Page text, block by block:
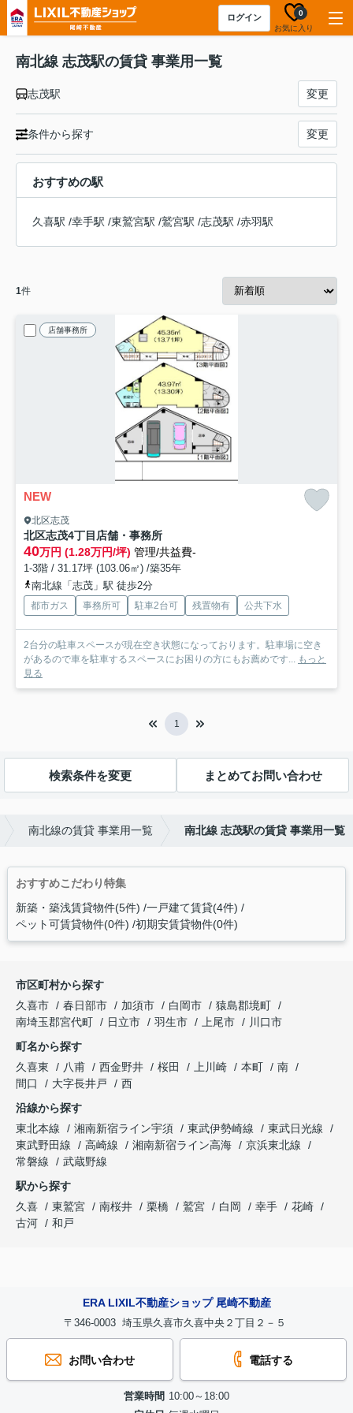
ログイン
お気に入り
0
南北線 志茂駅の賃貸 事業用一覧
志茂駅 変更
条件から探す 変更
おすすめの駅
久喜駅 /幸手駅 /東鷲宮駅 /鷲宮駅 /志茂駅 /赤羽駅
1件
店舗事務所
NEW
北区志茂
北区志茂4丁目店舗・事務所
40万円 (1.28万円/坪) 管理/共益費-
1-3階 / 31.17坪 (103.06㎡) /築35年
南北線「志茂」駅 徒歩2分
都市ガス 事務所可 駐車2台可 残置物有 公共下水
2台分の駐車スペースが現在空き状態になっております。駐車場に空き
があるので車を駐車するスペースにお困りの方にもお薦めです... もっと
見る
1
検索条件を変更 まとめてお問い合わせ
南北線の賃貸 事業用一覧 南北線 志茂駅の賃貸 事業用一覧
おすすめこだわり特集
新築・築浅賃貸物件(5件) 一戸建て賃貸(4件)
ペット可賃貸物件(0件) 初期安賃貸物件(0件)
市区町村から探す
久喜市
春日部市 加須市 白岡市
猿島郡境町
南埼玉郡宮代町
日立市 羽生市 上尾市
川口市
町名から探す
久喜東
八甫 西金野井 桜田 上川崎 本町
南
間口
大字長井戸
西
沿線から探す
東北本線
湘南新宿ライン宇須 東武伊勢崎線
東武日光線
東武野田線
高崎線 湘南新宿ライン高海
京浜東北線
常磐線
武蔵野線
駅から探す
久喜
東鷲宮 南桜井 栗橋 鷲宮 白岡 幸手
花崎
古河
和戸
ERA LIXIL不動産ショップ 尾崎不動産
〒346-0003 埼玉県久喜市久喜中央２丁目２－５
お問い合わせ 電話する
営業時間 10:00～18:00